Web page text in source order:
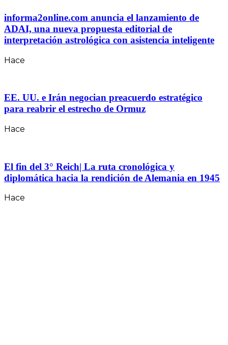
informa2online.com anuncia el lanzamiento de
ADAI, una nueva propuesta editorial de
interpretación astrológica con asistencia inteligente
Hace
EE. UU. e Irán negocian preacuerdo estratégico
para reabrir el estrecho de Ormuz
Hace
El fin del 3° Reich| La ruta cronológica y
diplomática hacia la rendición de Alemania en 1945
Hace